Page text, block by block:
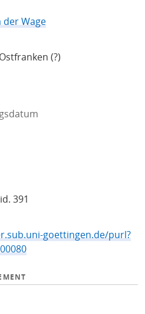
Wage
(?)
391
goettingen.de/purl?